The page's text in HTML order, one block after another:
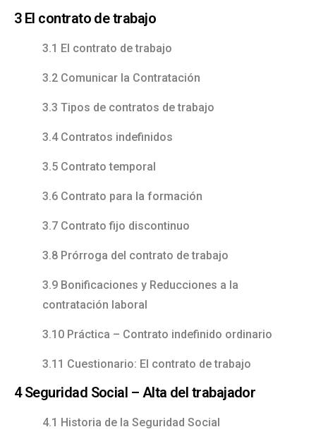
3 El contrato de trabajo
3.1 El contrato de trabajo
3.2 Comunicar la Contratación
3.3 Tipos de contratos de trabajo
3.4 Contratos indefinidos
3.5 Contrato temporal
3.6 Contrato para la formación
3.7 Contrato fijo discontinuo
3.8 Prórroga del contrato de trabajo
3.9 Bonificaciones y Reducciones a la
contratación laboral
3.10 Práctica – Contrato indefinido ordinario
3.11 Cuestionario: El contrato de trabajo
4 Seguridad Social – Alta del trabajador
4.1 Historia de la Seguridad Social